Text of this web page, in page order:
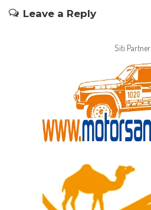
Leave a Reply
Siti Partner